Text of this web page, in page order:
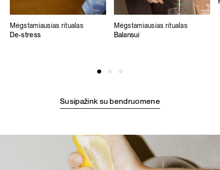
Mėgstamiausias ritualas
De-stress
Mėgstamiausias ritualas
Balansui
Susipažink su bendruomene